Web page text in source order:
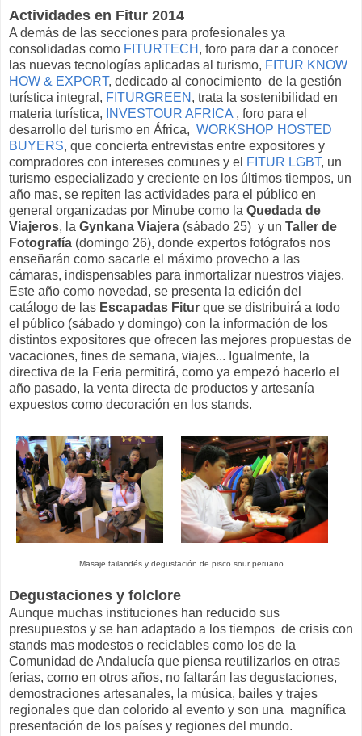
Actividades en Fitur 2014
A demás de las secciones para profesionales ya
consolidadas como FITURTECH , foro para dar a conocer
las nuevas tecnologías aplicadas al turismo, FITUR KNOW
HOW & EXPORT, dedicado al conocimiento de la gestión
turística integral, FITURGREEN , trata la sostenibilidad en
materia turística,
INVESTOUR AFRICA , foro para el
desarrollo del turismo en África, WORKSHOP HOSTED
BUYERS, que concierta entrevistas entre expositores y
compradores con intereses comunes y el FITUR LGBT, un
turismo especializado y creciente en los últimos tiempos, un
año mas, se repiten las actividades para el público en
general organizadas por Minube como la Quedada de
Viajeros, la Gynkana Viajera (sábado 25) y un Taller de
Fotografía (domingo 26), donde expertos fotógrafos nos
enseñarán como sacarle el máximo provecho a las
cámaras, indispensables para inmortalizar nuestros viajes.
Este año como novedad, se presenta la edición del
catálogo de las Escapadas Fitur que se distribuirá a todo
el público (sábado y domingo) con la información de los
distintos expositores que ofrecen las mejores propuestas de
vacaciones, fines de semana, viajes... Igualmente, la
directiva de la Feria permitirá, como ya empezó hacerlo el
año pasado, la venta directa de productos y artesanía
expuestos como decoración en los stands.
Masaje tailandés y degustación de pisco sour peruano
Degustaciones y folclore
Aunque muchas instituciones han reducido sus
presupuestos y se han adaptado a los tiempos de crisis con
stands mas modestos o reciclables como los de la
Comunidad de Andalucía que piensa reutilizarlos en otras
ferias, como en otros años, no faltarán las degustaciones,
demostraciones artesanales, la música, bailes y trajes
regionales que dan colorido al evento y son una magnífica
presentación de los países y regiones del mundo.